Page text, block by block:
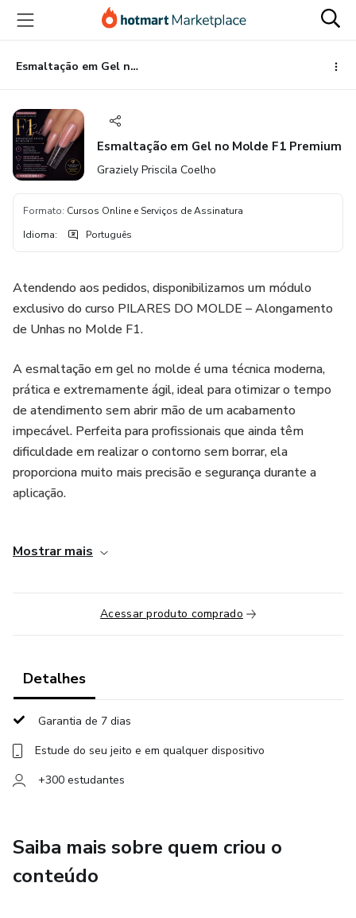
para
conteúdo
principal
para
pagamento
para
rodapé
Esmaltação em Gel no Molde F1 Premium
Esmaltação em Gel no Molde F1 Premium
Graziely Priscila Coelho
Formato: Cursos Online e Serviços de Assinatura
Idioma: Português
Atendendo aos pedidos, disponibilizamos um módulo
exclusivo do curso PILARES DO MOLDE – Alongamento
de Unhas no Molde F1.
A esmaltação em gel no molde é uma técnica moderna,
prática e extremamente ágil, ideal para otimizar o tempo
de atendimento sem abrir mão de um acabamento
impecável. Perfeita para profissionais que ainda têm
dificuldade em realizar o contorno sem borrar, ela
proporciona muito mais precisão e segurança durante a
aplicação.
desenvolveram sensibilidade ou alergia ao esmalte em gel
em contato totalmente seco com a unha, reduzindo
desconfortos e reações.
vez mais espaço nos atendimentos — afinal, é a tendência
do momento.
Mostrar mais
Acessar produto comprado
Detalhes
Garantia de 7 dias
Estude do seu jeito e em qualquer dispositivo
+300 estudantes
Saiba mais sobre quem criou o
conteúdo